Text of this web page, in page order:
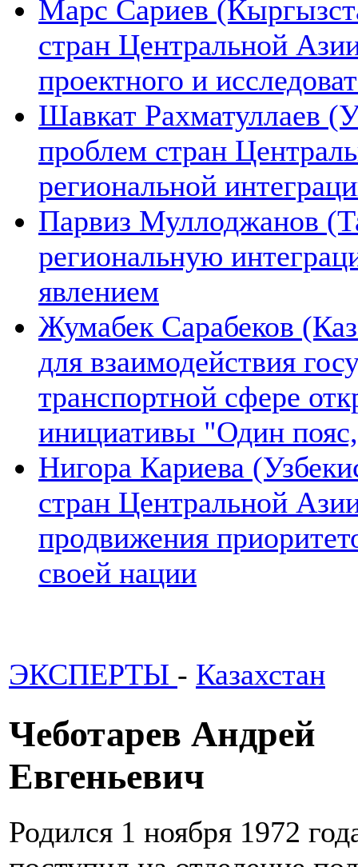
Марс Сариев
стран Центральной
проектного и
Шавкат Рахматуллаев
проблем стран
региональной
Парвиз Муллоджанов
региональную
явлением
Жумабек Сарабеков
для взаимодействия
транспортной сфере
инициативы "Один
Нигора Кариева
стран Центральной
продвижения
своей нации
ЭКСПЕРТЫ - Казахстан
Чеботарев Андрей
Евгеньевич
Родился 1 ноября 1972